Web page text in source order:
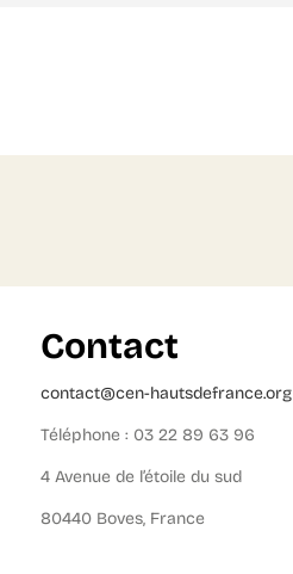
Contact
contact@cen-hautsdefrance.org
Téléphone : 03 22 89 63 96
4 Avenue de l’étoile du sud
80440 Boves, France